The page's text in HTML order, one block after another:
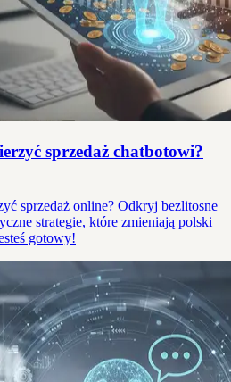
sprzedaż chatbotowi?
sprzedaż online? Odkryj bezlitosne
strategie, które zmieniają polski
gotowy!